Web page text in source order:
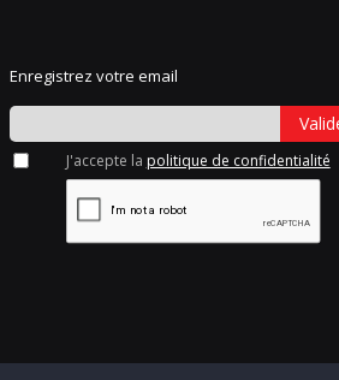
Enregistrez votre email
J'accepte la politique de confidentialité